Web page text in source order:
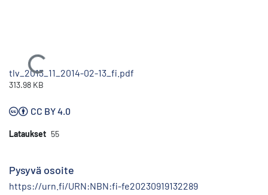
Ladataan...
tlv_2013_11_2014-02-13_fi.pdf
313.98 KB
CC BY 4.0
Lataukset 55
Pysyvä osoite
https://urn.fi/URN:NBN:fi-fe20230919132289